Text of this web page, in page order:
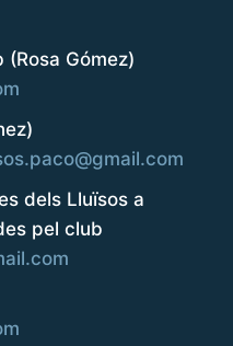
Gómez)
dels Lluïsos a
pel club